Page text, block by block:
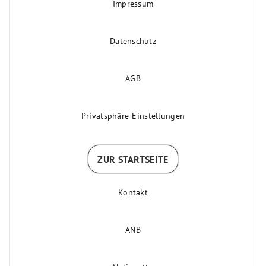
Impressum
Datenschutz
AGB
Privatsphäre-Einstellungen
ZUR STARTSEITE
Kontakt
ANB